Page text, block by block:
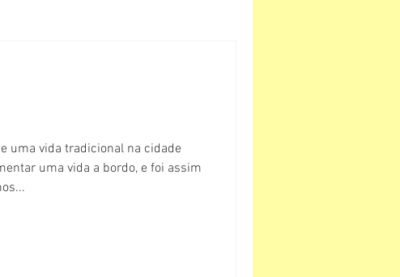
Onde ir
uma vida tradicional na cidade
uma vida a bordo, e foi assim